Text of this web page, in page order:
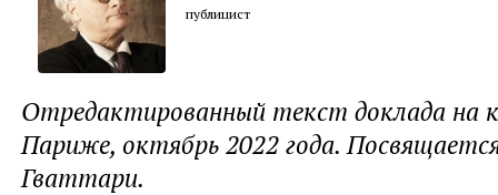
публицист
Отредактированный текст доклада на
Париже, октябрь 2022 года.
Гваттари.